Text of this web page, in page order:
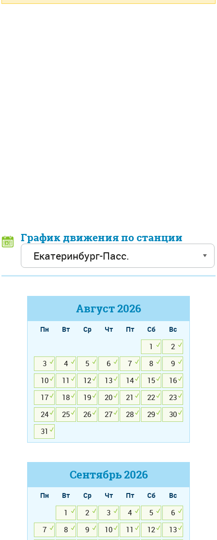
График движения по станции
Август2026
Пн Вт Ср Чт Пт Сб
Вс
1
2
3
4 5 6 7 8
9
10
11 12 13 14 15
16
17
18 19 20 21 22
23
24
25 26 27 28 29
30
31
Сентябрь2026
Пн Вт Ср Чт Пт Сб
Вс
1
2 3 4 5
6
7
8 9 10 11 12
13